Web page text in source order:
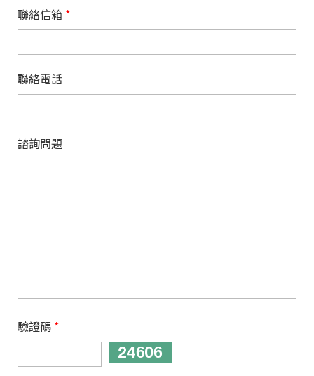
聯絡信箱 *
聯絡電話
諮詢問題
驗證碼 *